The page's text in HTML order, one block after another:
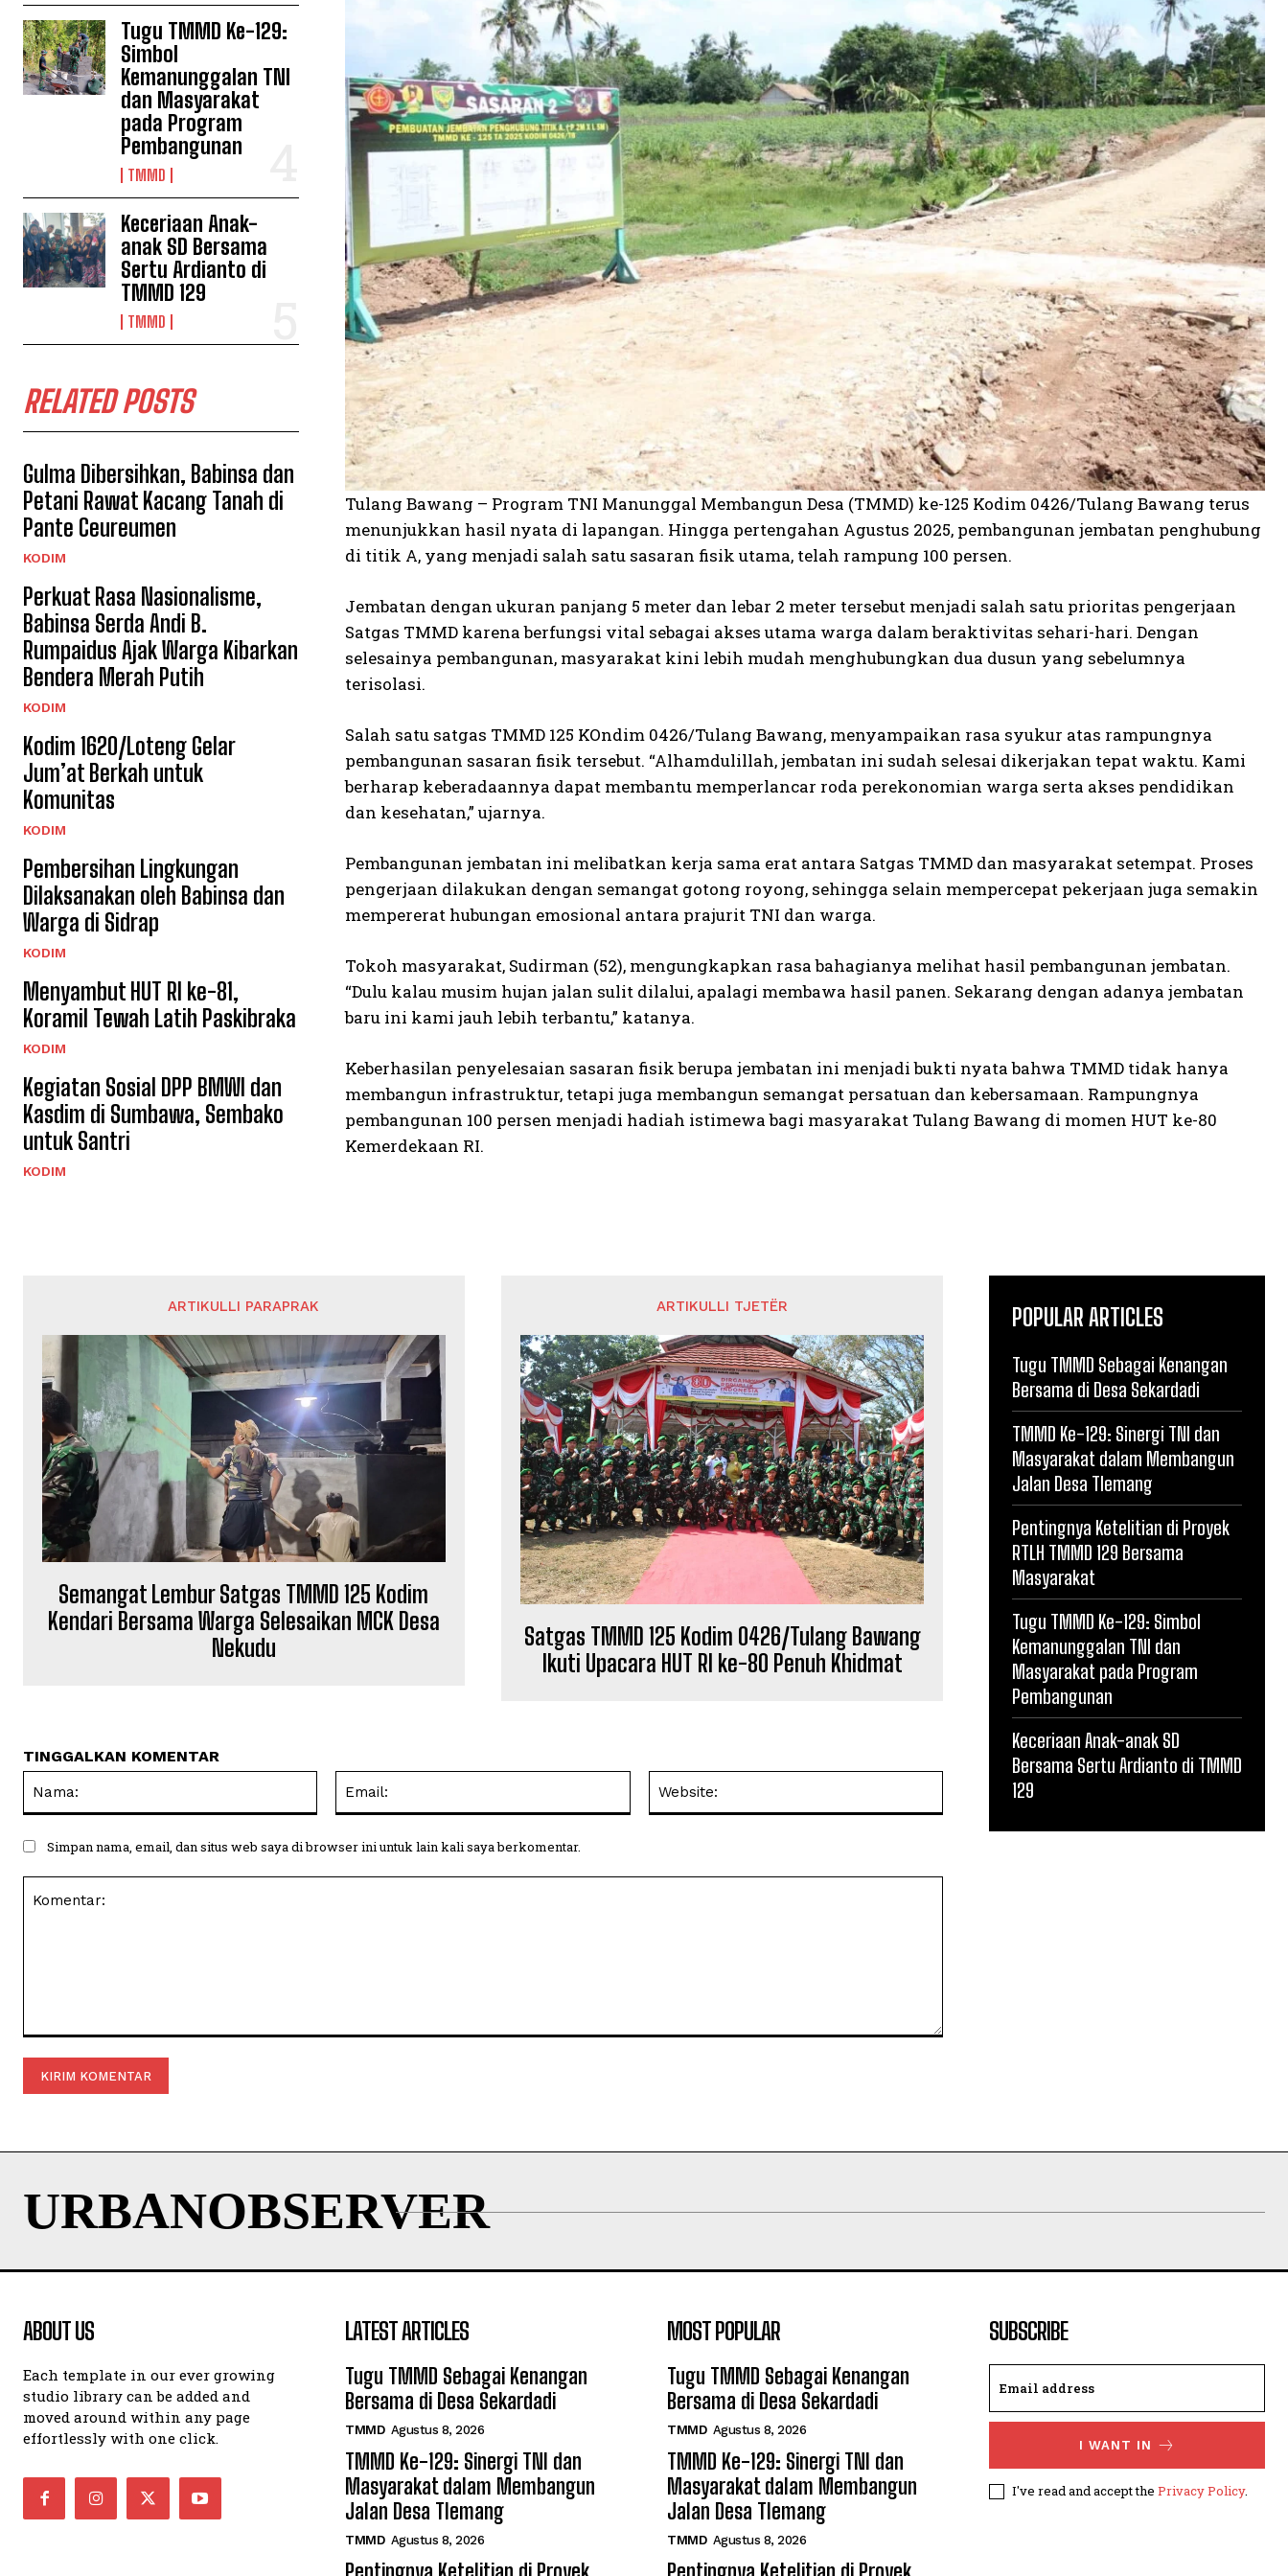
Tugu TMMD Ke-129:
Simbol
Kemanunggalan TNI
dan Masyarakat
pada Program
Pembangunan
TMMD
Keceriaan Anak-
anak SD Bersama
Sertu Ardianto di
TMMD 129
TMMD
RELATED POSTS
Gulma Dibersihkan, Babinsa dan
Petani Rawat Kacang Tanah di
Pante Ceureumen
KODIM
Perkuat Rasa Nasionalisme,
Babinsa Serda Andi B.
Rumpaidus Ajak Warga Kibarkan
Bendera Merah Putih
KODIM
Kodim 1620/Loteng Gelar
Jum’at Berkah untuk
Komunitas
KODIM
Pembersihan Lingkungan
Dilaksanakan oleh Babinsa dan
Warga di Sidrap
KODIM
Menyambut HUT RI ke-81,
Koramil Tewah Latih Paskibraka
KODIM
Kegiatan Sosial DPP BMWI dan
Kasdim di Sumbawa, Sembako
untuk Santri
KODIM
Tulang Bawang – Program TNI Manunggal Membangun Desa (TMMD) ke-125 Kodim 0426/Tulang Bawang terus
menunjukkan hasil nyata di lapangan. Hingga pertengahan Agustus 2025, pembangunan jembatan penghubung
di titik A, yang menjadi salah satu sasaran fisik utama, telah rampung 100 persen.
Jembatan dengan ukuran panjang 5 meter dan lebar 2 meter tersebut menjadi salah satu prioritas pengerjaan
Satgas TMMD karena berfungsi vital sebagai akses utama warga dalam beraktivitas sehari-hari. Dengan
selesainya pembangunan, masyarakat kini lebih mudah menghubungkan dua dusun yang sebelumnya
terisolasi.
Salah satu satgas TMMD 125 KOndim 0426/Tulang Bawang, menyampaikan rasa syukur atas rampungnya
pembangunan sasaran fisik tersebut. “Alhamdulillah, jembatan ini sudah selesai dikerjakan tepat waktu. Kami
berharap keberadaannya dapat membantu memperlancar roda perekonomian warga serta akses pendidikan
dan kesehatan,” ujarnya.
Pembangunan jembatan ini melibatkan kerja sama erat antara Satgas TMMD dan masyarakat setempat. Proses
pengerjaan dilakukan dengan semangat gotong royong, sehingga selain mempercepat pekerjaan juga semakin
mempererat hubungan emosional antara prajurit TNI dan warga.
Tokoh masyarakat, Sudirman (52), mengungkapkan rasa bahagianya melihat hasil pembangunan jembatan.
“Dulu kalau musim hujan jalan sulit dilalui, apalagi membawa hasil panen. Sekarang dengan adanya jembatan
baru ini kami jauh lebih terbantu,” katanya.
Keberhasilan penyelesaian sasaran fisik berupa jembatan ini menjadi bukti nyata bahwa TMMD tidak hanya
membangun infrastruktur, tetapi juga membangun semangat persatuan dan kebersamaan. Rampungnya
pembangunan 100 persen menjadi hadiah istimewa bagi masyarakat Tulang Bawang di momen HUT ke-80
Kemerdekaan RI.
ARTIKULLI PARAPRAK
Semangat Lembur Satgas TMMD 125 Kodim
Kendari Bersama Warga Selesaikan MCK Desa
Nekudu
ARTIKULLI TJETËR
Satgas TMMD 125 Kodim 0426/Tulang Bawang
Ikuti Upacara HUT RI ke-80 Penuh Khidmat
TINGGALKAN KOMENTAR
Simpan nama, email, dan situs web saya di browser ini untuk lain kali saya berkomentar.
POPULAR ARTICLES
Tugu TMMD Sebagai Kenangan
Bersama di Desa Sekardadi
TMMD Ke-129: Sinergi TNI dan
Masyarakat dalam Membangun
Jalan Desa Tlemang
Pentingnya Ketelitian di Proyek
RTLH TMMD 129 Bersama
Masyarakat
Tugu TMMD Ke-129: Simbol
Kemanunggalan TNI dan
Masyarakat pada Program
Pembangunan
Keceriaan Anak-anak SD
Bersama Sertu Ardianto di TMMD
129
URBANOBSERVER
ABOUT US
Each template in our ever growing
studio library can be added and
moved around within any page
effortlessly with one click.
LATEST ARTICLES
Tugu TMMD Sebagai Kenangan
Bersama di Desa Sekardadi
TMMD Agustus 8, 2026
TMMD Ke-129: Sinergi TNI dan
Masyarakat dalam Membangun
Jalan Desa Tlemang
TMMD Agustus 8, 2026
MOST POPULAR
Tugu TMMD Sebagai Kenangan
Bersama di Desa Sekardadi
TMMD Agustus 8, 2026
TMMD Ke-129: Sinergi TNI dan
Masyarakat dalam Membangun
Jalan Desa Tlemang
TMMD Agustus 8, 2026
SUBSCRIBE
I WANT IN
I've read and accept the Privacy Policy.